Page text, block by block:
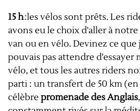
15 h:les vélos sont prêts. Les
avons eu le choix d'aller à
van ou en vélo. Devinez ce que
pouvais pas attendre d'essayer
vélo, et tous les autres riders
parti : un transfert de 50 km
célèbre promenade des Anglais